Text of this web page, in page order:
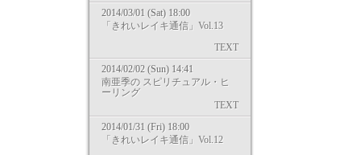
2014/03/01 (Sat) 18:00
「きれいレイキ通信」Vol.13
TEXT
2014/02/02 (Sun) 14:41
南亜季の スピリチュアル・ヒ
ーリング
TEXT
2014/01/31 (Fri) 18:00
「きれいレイキ通信」Vol.12